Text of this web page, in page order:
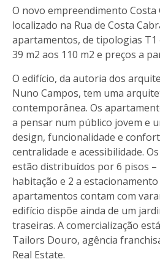
O novo empreendimento Costa
localizado na Rua de Costa
apartamentos, de tipologias T1
39 m2 aos 110 m2 e preços a
O edifício, da autoria dos
Nuno Campos, tem uma
contemporânea. Os
a pensar num público jovem e
design, funcionalidade e
centralidade e acessibilidade.
estão distribuídos por 6 pisos –
habitação e 2 a
apartamentos contam com
edifício dispõe ainda de um
traseiras. A comercialização
Tailors Douro, agência
Real Estate.